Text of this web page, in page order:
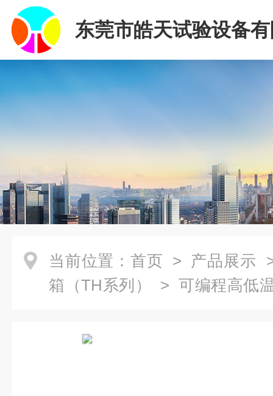
东莞市皓天试验设备
当前位置： 首页 > 产品展示
箱（TH系列）
> 可编程高低